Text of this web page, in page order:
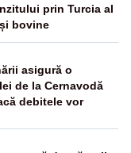
prin Turcia al
bovine
asigură o
de la Cernavodă
debitele vor